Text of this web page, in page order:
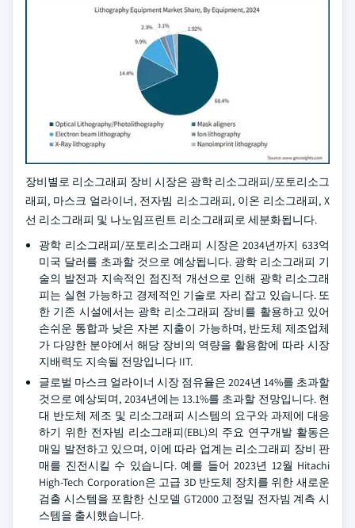
장비별로 리소그래피 장비 시장은 광학 리소그래피/포토리소그
래피, 마스크 얼라이너, 전자빔 리소그래피, 이온 리소그래피, X
선 리소그래피 및 나노임프린트 리소그래피로 세분화됩니다.
광학 리소그래피/포토리소그래피 시장은 2034년까지 633억
미국 달러를 초과할 것으로 예상됩니다. 광학 리소그래피 기
술의 발전과 지속적인 점진적 개선으로 인해 광학 리소그래
피는 실현 가능하고 경제적인 기술로 자리 잡고 있습니다. 또
한 기존 시설에서는 광학 리소그래피 장비를 활용하고 있어
손쉬운 통합과 낮은 자본 지출이 가능하며, 반도체 제조업체
가 다양한 분야에서 해당 장비의 역량을 활용함에 따라 시장
지배력도 지속될 전망입니다 IIT.
글로벌 마스크 얼라이너 시장 점유율은 2024년 14%를 초과할
것으로 예상되며, 2034년에는 13.1%를 초과할 전망입니다. 현
대 반도체 제조 및 리소그래피 시스템의 요구와 과제에 대응
하기 위한 전자빔 리소그래피(EBL)의 주요 연구개발 활동은
매일 발전하고 있으며, 이에 따라 업계는 리소그래피 장비 판
매를 진전시킬 수 있습니다. 예를 들어 2023년 12월 Hitachi
High-Tech Corporation은 고급 3D 반도체 장치를 위한 새로운
검출 시스템을 포함한 신모델 GT2000 고정밀 전자빔 계측 시
스템을 출시했습니다.